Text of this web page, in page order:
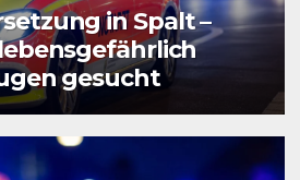
in Spalt –
gesucht